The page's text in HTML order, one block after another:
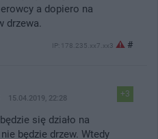
a dopiero na
drzewa.
IP: 178.235.xx7.xx3 #
+3
15.04.2019, 22:28
się działo na
będzie drzew. Wtedy